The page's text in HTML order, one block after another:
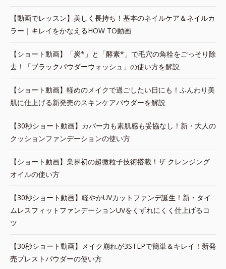
【動画でレッスン】美しく長持ち！基本のネイルケア＆ネイルカ
ラー｜キレイをかなえるHOW TO動画
【ショート動画】「炭*」と「酵素*」で毛穴の角栓をごっそり除
去！「ブラックパウダーウォッシュ」の使い方を解説
【ショート動画】軽めのメイクで過ごしたい日にも！ふんわり美
肌に仕上げる新発売のスキンケアパウダーを解説
【30秒ショート動画】カバー力も素肌感も妥協なし！新・大人の
クッションファンデーションの使い方
【ショート動画】業界初の超微粒子技術搭載！ザ クレンジング
オイルの使い方
【30秒ショート動画】軽やかUVカットファンデ誕生！新・タイ
ムレスフィットファンデーションUVをくずれにくく仕上げるコ
ツ
【30秒ショート動画】メイク崩れが3STEPで簡単＆キレイ！新発
売プレストパウダーの使い方